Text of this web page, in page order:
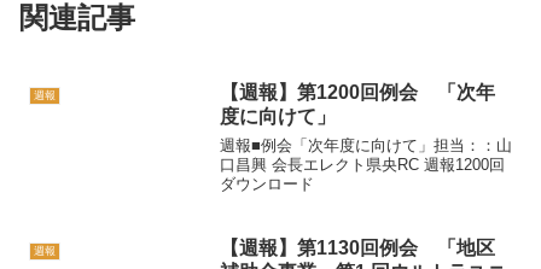
関連記事
週報
【週報】第1200回例会 「次年
度に向けて」
週報■例会「次年度に向けて」担当：：山
口昌興 会長エレクト県央RC 週報1200回
ダウンロード
週報
【週報】第1130回例会 「地区